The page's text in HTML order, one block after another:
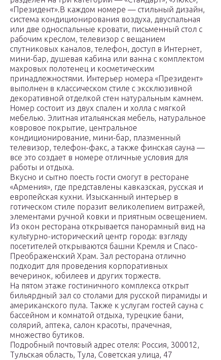
«Президент».В каждом номере — стильный дизайн,
система кондиционирования воздуха, двуспальная
или две односпальные кровати, письменный стол с
рабочим креслом, телевизор с вещанием
спутниковых каналов, телефон, доступ в Интернет,
мини-бар, душевая кабина или ванна с комплектом
махровых полотенец и косметическим
принадлежностями. Интерьер номера «Президент»
выполнен в классическом стиле с эксклюзивной
декоративной отделкой стен натуральным камнем.
Номер состоит из двух спален и холла с мягкой
мебелью. Элитная итальянская мебель, натуральное
ковровое покрытие, центральное
кондиционирование, мини-бар, плазменный
телевизор, телефон-факс, а также финская сауна —
все это создает в номере отличные условия для
работы и отдыха.
Вкусно и сытно поесть гости смогут в ресторане
«Армения», где представлены кавказская, русская и
европейская кухни. Изысканный интерьер в
готическом стиле поразит великолепием витражей,
элементами ручной ковки и приятным освещением.
Из окон ресторана открывается панорамный вид на
культурно-исторический центр города: взгляду
посетителей открываются башни Кремля и Спасо-
Преображенский Храм. Зал ресторана отлично
подходит для проведения корпоративных
вечеринок, юбилеев и других торжеств.
На пятом этаже гостиничного комплекса открыт
бильярдный зал со столами для русской пирамиды и
американского пула. Также к услугам гостей сауна с
бассейном и комнатой отдыха, турецкие бани,
солярий, аптека, салон красоты, прачечная,
множество бутиков.
Подробный почтовый адрес отеля: Россия, 300012,
Тульская область, Тула, Советская улица, 47